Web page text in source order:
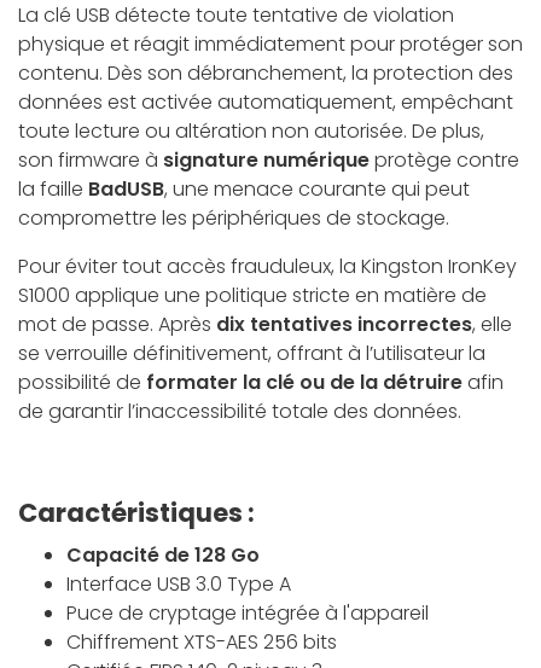
La clé USB détecte toute tentative de violation
physique et réagit immédiatement pour protéger son
contenu. Dès son débranchement, la protection des
données est activée automatiquement, empêchant
toute lecture ou altération non autorisée. De plus,
son firmware à signature numériqueprotège contre
la faille BadUSB, une menace courante qui peut
compromettre les périphériques de stockage.
Pour éviter tout accès frauduleux, la Kingston IronKey
S1000 applique une politique stricte en matière de
mot de passe. Après dix tentatives incorrectes, elle
se verrouille définitivement, offrant à l’utilisateur la
possibilité de formater la clé ou de la détruireafin
de garantir l’inaccessibilité totale des données.
Caractéristiques :
Capacité de 128 Go
Interface USB 3.0 Type A
Puce de cryptage intégrée à l'appareil
Chiffrement XTS-AES 256 bits